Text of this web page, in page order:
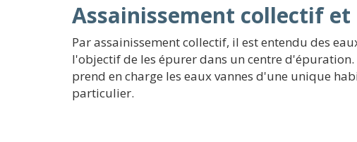
Assainissement collectif
Par assainissement collectif, il est entendu des
l'objectif de les épurer dans un centre
prend en charge les eaux vannes d'une unique
particulier.